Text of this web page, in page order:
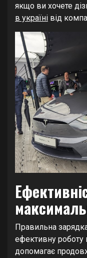
якщо ви хочете
в україні від
Правильна
ефективну роботу
допомагає